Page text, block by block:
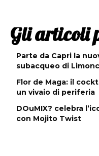
Gli articoli
Parte da Capri la
subacqueo di
Flor de Maga: il
un vivaio di periferia
DOuMIX? celebra
con Mojito Twist